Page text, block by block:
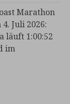
Marathon
Juli 2026:
läuft 1:00:52
im